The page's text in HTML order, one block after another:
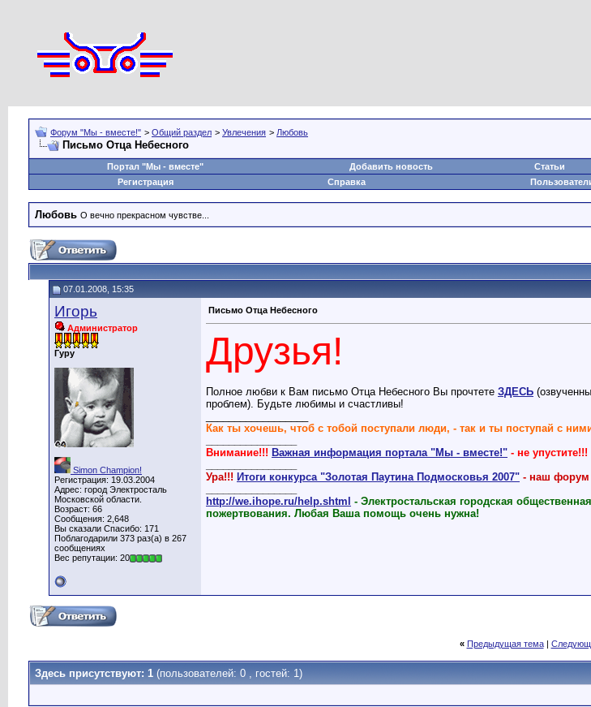
Форум "Мы - вместе!" > Общий раздел > Увлечения > Любовь
Письмо Отца Небесного
Портал "Мы - вместе"
Добавить новость Статьи
Регистрация
Справка
Любовь О вечно прекрасном чувстве...
07.01.2008, 15:35
Игорь
Администратор
Гуру
Simon Champion!
Регистрация: 19.03.2004
Адрес: город Электросталь
Московской области.
Возраст: 66
Сообщения: 2,648
Вы сказали Спасибо: 171
Поблагодарили 373 раз(а) в 267
сообщениях
Вес репутации: 20
Письмо Отца Небесного
Друзья!
Полное любви к Вам письмо Отца Небесного Вы прочтете ЗДЕСЬ
проблем). Будьте любимы и счастливы!
Как ты хочешь, чтоб с тобой поступали люди, - так и ты поступай с
Внимание!!! Важная информация портала "Мы - вместе!" - не упустите!!!
Ура!!! Итоги конкурса "Золотая Паутина Подмосковья 2007" - наш форум
http://we.ihope.ru/help.shtml - Электростальская городская
пожертвования. Любая Ваша помощь очень нужна!
« Предыдущая тема|
Здесь присутствуют: 1 (пользователей: 0 , гостей: 1)